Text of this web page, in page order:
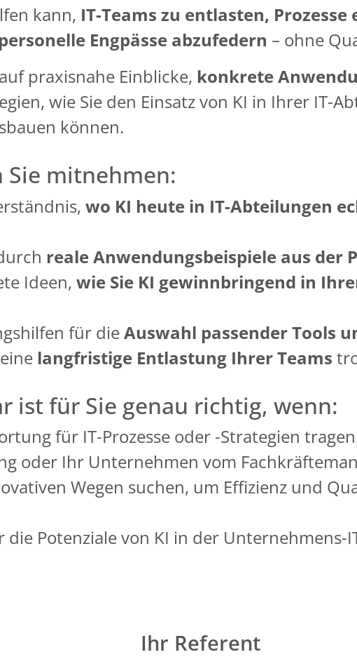
kann, IT-Teams zu entlasten,
Engpässe abzufedern – ohne
praxisnahe Einblicke, konkrete
wie Sie den Einsatz von KI in Ihrer IT-
können.
Sie mitnehmen:
wo KI heute in IT-Abteilungen
reale Anwendungsbeispiele aus der
Ideen, wie Sie KI gewinnbringend in
für dieAuswahl passender Tools
langfristige Entlastung Ihrer Teams
ist für Sie genau richtig, wenn:
für IT-Prozesse oder -Strategien
oder Ihr Unternehmen vom
Wegen suchen, um Effizienz und
die Potenziale von KI in der Unternehmens-
Ihr Referent